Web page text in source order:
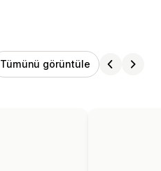
Tümünü görüntüle